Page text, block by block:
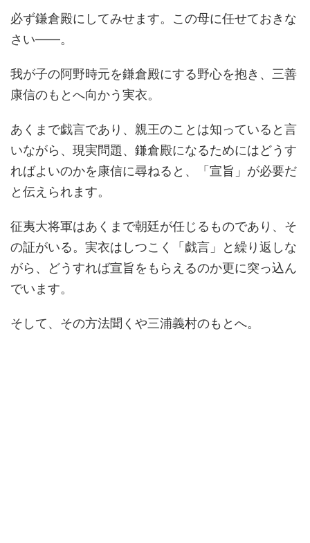
必ず鎌倉殿にしてみせます。この母に任せておきな
さい――。
我が子の阿野時元を鎌倉殿にする野心を抱き、三善
康信のもとへ向かう実衣。
あくまで戯言であり、親王のことは知っていると言
いながら、現実問題、鎌倉殿になるためにはどうす
ればよいのかを康信に尋ねると、「宣旨」が必要だ
と伝えられます。
征夷大将軍はあくまで朝廷が任じるものであり、そ
の証がいる。実衣はしつこく「戯言」と繰り返しな
がら、どうすれば宣旨をもらえるのか更に突っ込ん
でいます。
そして、その方法聞くや三浦義村のもとへ。